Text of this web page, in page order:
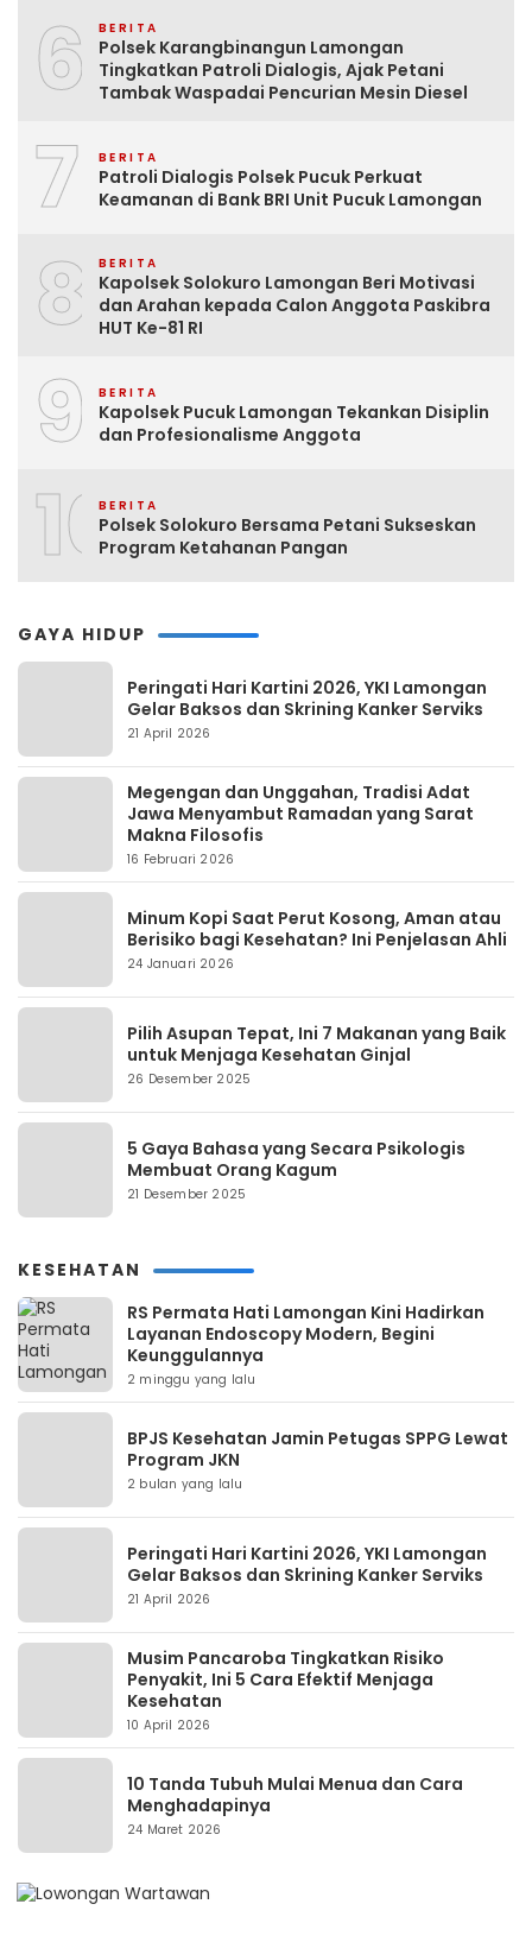
6 BERITA
Polsek Karangbinangun Lamongan
Tingkatkan Patroli Dialogis, Ajak Petani
Tambak Waspadai Pencurian Mesin Diesel
7 BERITA
Patroli Dialogis Polsek Pucuk Perkuat
Keamanan di Bank BRI Unit Pucuk Lamongan
8 BERITA
Kapolsek Solokuro Lamongan Beri Motivasi
dan Arahan kepada Calon Anggota Paskibra
HUT Ke-81 RI
9 BERITA
Kapolsek Pucuk Lamongan Tekankan Disiplin
dan Profesionalisme Anggota
10BERITA
Polsek Solokuro Bersama Petani Sukseskan
Program Ketahanan Pangan
GAYA HIDUP
Peringati Hari Kartini 2026, YKI Lamongan
Gelar Baksos dan Skrining Kanker Serviks
21 April 2026
Megengan dan Unggahan, Tradisi Adat
Jawa Menyambut Ramadan yang Sarat
Makna Filosofis
16 Februari 2026
Minum Kopi Saat Perut Kosong, Aman atau
Berisiko bagi Kesehatan? Ini Penjelasan Ahli
24 Januari 2026
Pilih Asupan Tepat, Ini 7 Makanan yang Baik
untuk Menjaga Kesehatan Ginjal
26 Desember 2025
5 Gaya Bahasa yang Secara Psikologis
Membuat Orang Kagum
21 Desember 2025
KESEHATAN
RS Permata Hati Lamongan Kini Hadirkan
Layanan Endoscopy Modern, Begini
Keunggulannya
2 minggu yang lalu
BPJS Kesehatan Jamin Petugas SPPG Lewat
Program JKN
2 bulan yang lalu
Peringati Hari Kartini 2026, YKI Lamongan
Gelar Baksos dan Skrining Kanker Serviks
21 April 2026
Musim Pancaroba Tingkatkan Risiko
Penyakit, Ini 5 Cara Efektif Menjaga
Kesehatan
10 April 2026
10 Tanda Tubuh Mulai Menua dan Cara
Menghadapinya
24 Maret 2026